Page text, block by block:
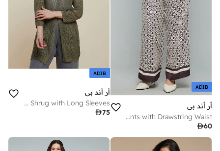
ADIB
أر أند بي
Patterned Wide Leg Pants with Drawstring Waist
60
ADIB
أر أند بي
Knitted Shrug with Long Sleeves
75